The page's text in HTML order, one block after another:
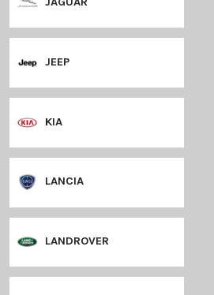
HYUNDAI
IVECO
JAGUAR